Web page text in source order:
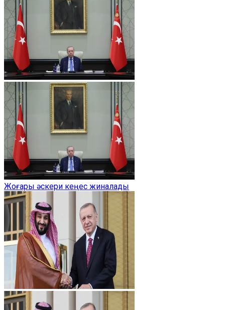
Жоғары әскери кеңес жиналады